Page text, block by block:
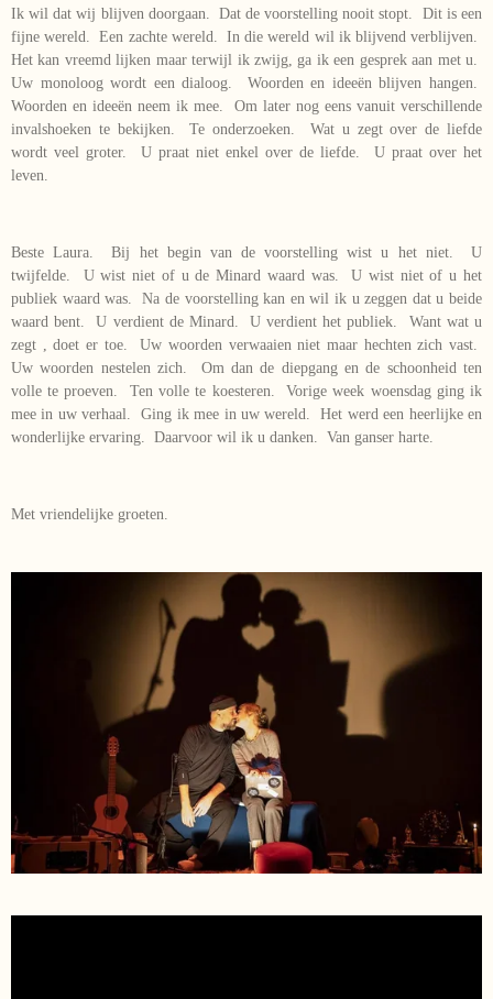
Ik wil dat wij blijven doorgaan. Dat de voorstelling nooit stopt. Dit is een
fijne wereld. Een zachte wereld. In die wereld wil ik blijvend verblijven.
Het kan vreemd lijken maar terwijl ik zwijg, ga ik een gesprek aan met u.
Uw monoloog wordt een dialoog. Woorden en ideeën blijven hangen.
Woorden en ideeën neem ik mee. Om later nog eens vanuit verschillende
invalshoeken te bekijken. Te onderzoeken. Wat u zegt over de liefde
wordt veel groter. U praat niet enkel over de liefde. U praat over het
leven.
Beste Laura. Bij het begin van de voorstelling wist u het niet. U
twijfelde. U wist niet of u de Minard waard was. U wist niet of u het
publiek waard was. Na de voorstelling kan en wil ik u zeggen dat u beide
waard bent. U verdient de Minard. U verdient het publiek. Want wat u
zegt , doet er toe. Uw woorden verwaaien niet maar hechten zich vast.
Uw woorden nestelen zich. Om dan de diepgang en de schoonheid ten
volle te proeven. Ten volle te koesteren. Vorige week woensdag ging ik
mee in uw verhaal. Ging ik mee in uw wereld. Het werd een heerlijke en
wonderlijke ervaring. Daarvoor wil ik u danken. Van ganser harte.
Met vriendelijke groeten.